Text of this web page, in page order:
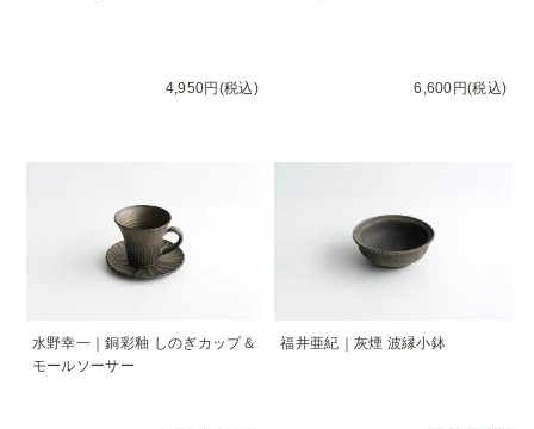
4,950円(税込) 6,600円(税込)
水野幸一｜銅彩釉 しのぎカップ＆
モールソーサー
福井亜紀｜灰煙 波縁小鉢